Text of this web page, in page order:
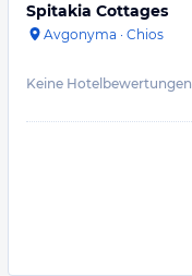
Spitakia Cottages
Avgonyma · Chios
Keine Hotelbewertungen